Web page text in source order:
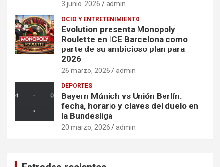
3 junio, 2026 admin
OCIO Y ENTRETENIMIENTO
Evolution presenta Monopoly
Roulette en ICE Barcelona como
parte de su ambicioso plan para
2026
26 marzo, 2026 admin
DEPORTES
Bayern Múnich vs Unión Berlín:
fecha, horario y claves del duelo en
la Bundesliga
20 marzo, 2026 admin